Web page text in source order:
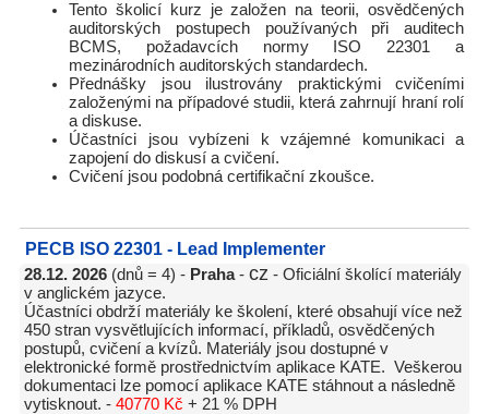
Tento školicí kurz je založen na teorii, osvědčených
auditorských postupech používaných při auditech
BCMS, požadavcích normy ISO 22301 a
mezinárodních auditorských standardech.
Přednášky jsou ilustrovány praktickými cvičeními
založenými na případové studii, která zahrnují hraní rolí
a diskuse.
Účastníci jsou vybízeni k vzájemné komunikaci a
zapojení do diskusí a cvičení.
Cvičení jsou podobná certifikační zkoušce.
PECB ISO 22301 - Lead Implementer
28.12. 2026 (dnů = 4) - Praha- cz - Oficiální školící materiály
v anglickém jazyce.
Účastníci obdrží materiály ke školení, které obsahují více než
450 stran vysvětlujících informací, příkladů, osvědčených
postupů, cvičení a kvízů. Materiály jsou dostupné v
elektronické formě prostřednictvím aplikace KATE. Veškerou
dokumentaci lze pomocí aplikace KATE stáhnout a následně
vytisknout. - 40770 Kč + 21 % DPH